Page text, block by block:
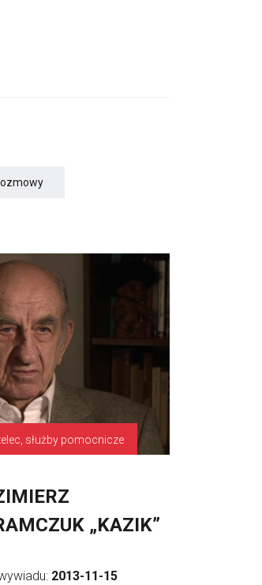
służby pomocnicze
„KAZIK”
2013-11-15